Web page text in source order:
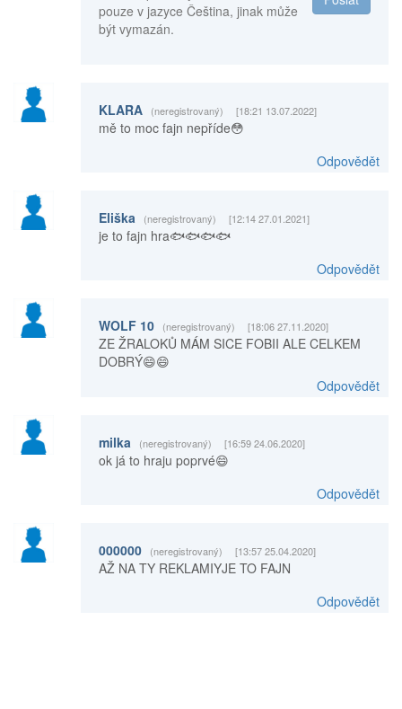
pouze v jazyce Čeština, jinak může
být vymazán.
KLARA (neregistrovaný) [18:21 13.07.2022]
mě to moc fajn nepříde😳
Odpovědět
Eliška (neregistrovaný) [12:14 27.01.2021]
je to fajn hra🐟🐟🐟🐟
Odpovědět
WOLF 10 (neregistrovaný) [18:06 27.11.2020]
ZE ŽRALOKŮ MÁM SICE FOBII ALE CELKEM
DOBRÝ😄😄
Odpovědět
milka (neregistrovaný) [16:59 24.06.2020]
ok já to hraju poprvé😄
Odpovědět
000000 (neregistrovaný) [13:57 25.04.2020]
AŽ NA TY REKLAMIYJE TO FAJN
Odpovědět